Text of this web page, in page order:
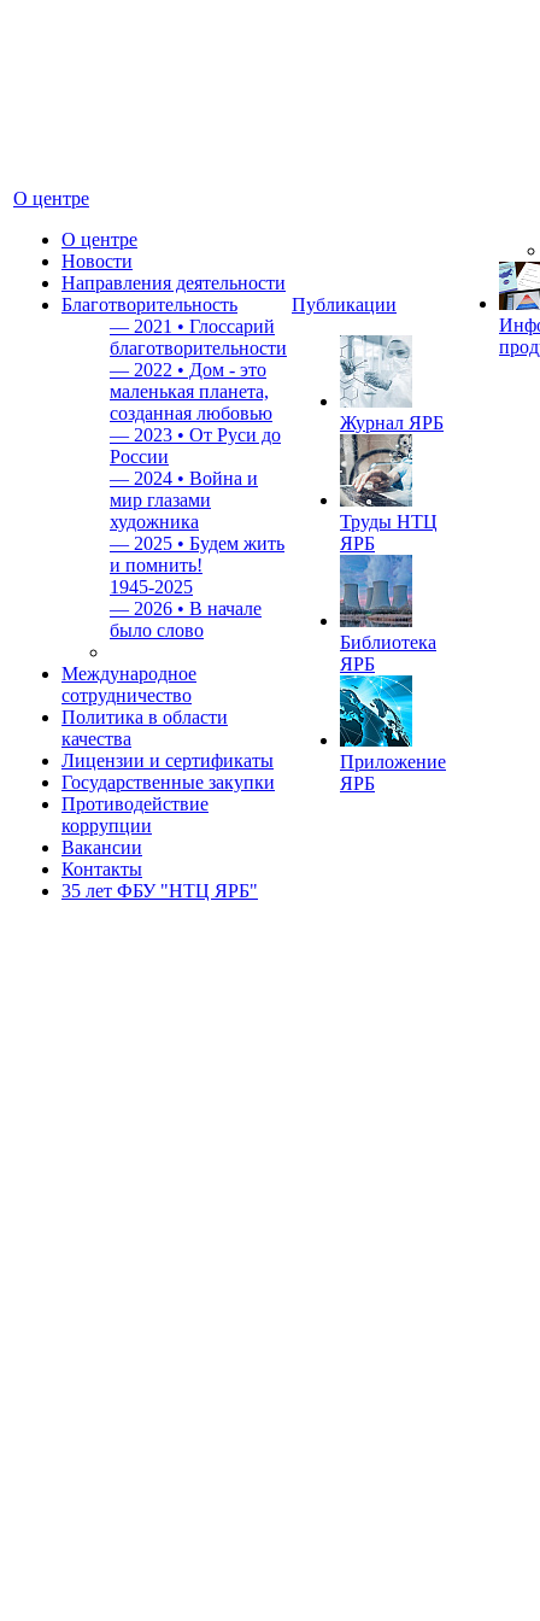
О центре
О центре
Новости
Направления деятельности
Благотворительность
— 2021 • Глоссарий
благотворительности
— 2022 • Дом - это
маленькая планета,
созданная любовью
— 2023 • От Руси до
России
— 2024 • Война и
мир глазами
художника
— 2025 • Будем жить
и помнить!
1945-2025
— 2026 • В начале
было слово
Международное
сотрудничество
Политика в области
качества
Лицензии и сертификаты
Государственные закупки
Противодействие
коррупции
Вакансии
Контакты
35 лет ФБУ "НТЦ ЯРБ"
Публикации
Журнал ЯРБ
Труды НТЦ
ЯРБ
Библиотека
ЯРБ
Приложение
ЯРБ